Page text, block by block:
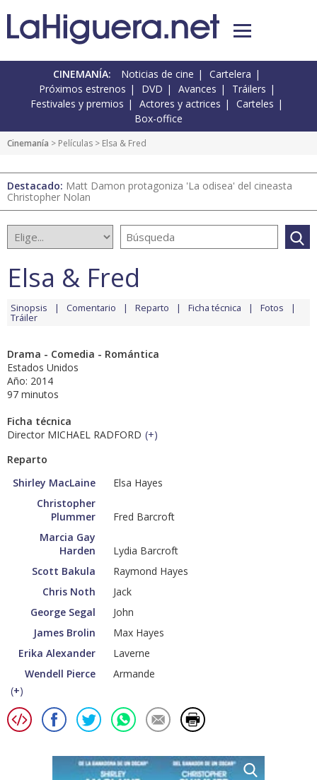
CINEMANÍA: Noticias de cine
Cartelera
Próximos estrenos
DVD Avances
Tráilers
Festivales y premios
Actores y actrices
Carteles
Box-office
Cinemanía > Películas > Elsa & Fred
Destacado: Matt Damon protagoniza 'La odisea' del cineasta
Christopher Nolan
Elsa & Fred
Sinopsis Comentario Reparto Ficha técnica Fotos
Tráiler
Drama - Comedia - Romántica
Estados Unidos
Año: 2014
97 minutos
Ficha técnica
Director MICHAEL RADFORD (+)
Reparto
Shirley MacLaine
Elsa Hayes
Christopher
Plummer
Fred Barcroft
Marcia Gay
Harden
Lydia Barcroft
Scott Bakula
Raymond Hayes
Chris Noth
Jack
George Segal
John
James Brolin
Max Hayes
Erika Alexander
Laverne
Wendell Pierce
Armande
(+)